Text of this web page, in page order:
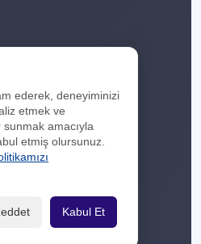
ederek, deneyiminizi
etmek ve
amacıyla
etmiş olursunuz.
Kabul Et